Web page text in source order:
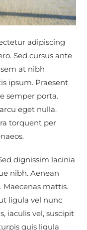
adipiscing
Sed cursus ante
at nibh
ipsum. Praesent
semper porta.
eget nulla.
torquent per
dignissim lacinia
nibh. Aenean
Maecenas mattis.
ligula vel nunc
iaculis vel, suscipit
quis ligula